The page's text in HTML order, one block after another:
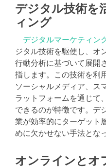
デジタル技術を
ィング
デジタルマーケティン
ジタル技術を駆使し、オ
行動分析に基づいて展開
指します。この技術を利
ソーシャルメディア、ス
ラットフォームを通じて
できるのが特徴です。デ
業が効率的にターゲット
めに欠かせない手法とな
オンラインとオ